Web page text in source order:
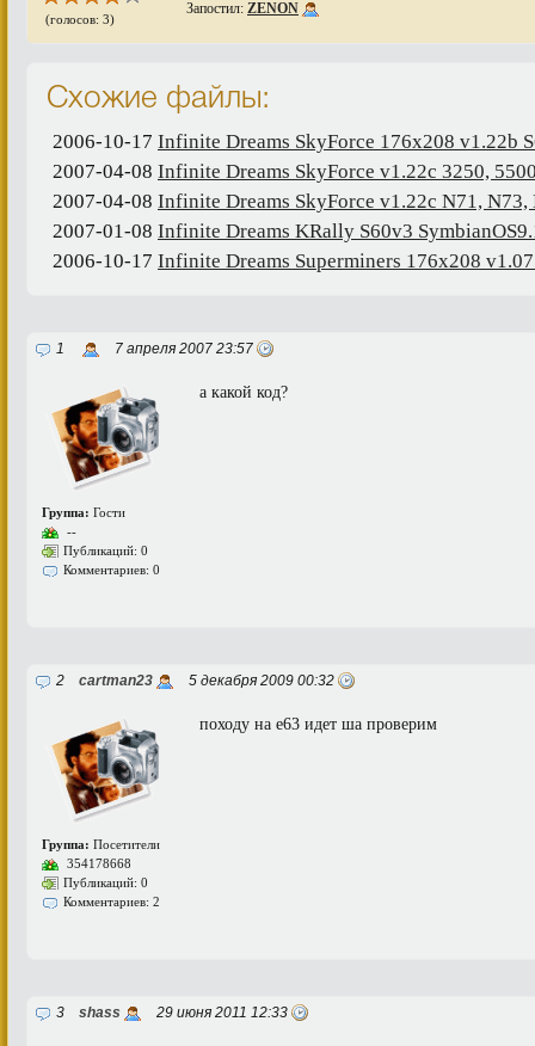
(голосов: 3)
Запостил: ZENON
Схожие файлы:
2006-10-17 Infinite Dreams SkyForce 176x208 v1.22b
2007-04-08 Infinite Dreams SkyForce v1.22c 3250,
2007-04-08 Infinite Dreams SkyForce v1.22c N71, N73,
2007-01-08 Infinite Dreams KRally S60v3
2006-10-17 Infinite Dreams Superminers 176x208
1 7 апреля 2007 23:57
Группа: Гости
--
Публикаций: 0
Комментариев: 0
а какой код?
2 cartman23 5 декабря 2009 00:32
Группа: Посетители
354178668
Публикаций: 0
Комментариев: 2
походу на е63 идет ша проверим
3 shass 29 июня 2011 12:33